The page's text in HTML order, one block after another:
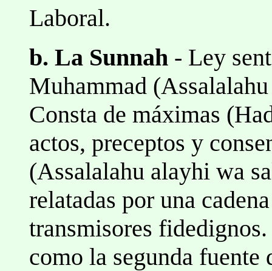
Laboral.
b. La Sunnah - Ley
Muhammad
Consta de máximas
actos, preceptos y
(Assalalahu alayhi wa
relatadas por una
transmisores
como la segunda